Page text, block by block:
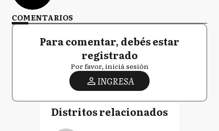
COMENTARIOS
Para comentar, debés estar
registrado
Por favor, iniciá sesión
INGRESA
Distritos relacionados